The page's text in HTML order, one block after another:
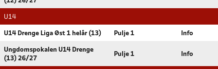
U14
U14 Drenge Liga Øst 1 helår (13) Pulje 1 Info
Ungdomspokalen U14 Drenge
(13) 26/27
Pulje 1 Info